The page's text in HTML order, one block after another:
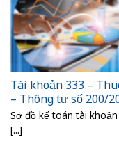
Tài khoản 333 –
– Thông tư số 200/
Sơ đồ kế toán tài
[...]